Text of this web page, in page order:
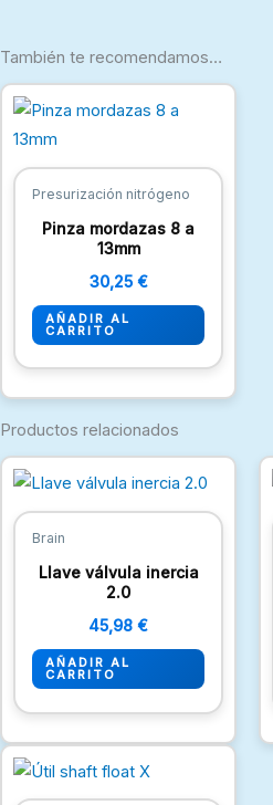
También te recomendamos…
Presurización nitrógeno
Pinza mordazas 8 a
13mm
30,25 €
AÑADIR AL
CARRITO
Productos relacionados
Brain
Llave válvula inercia
2.0
45,98 €
AÑADIR AL
CARRITO